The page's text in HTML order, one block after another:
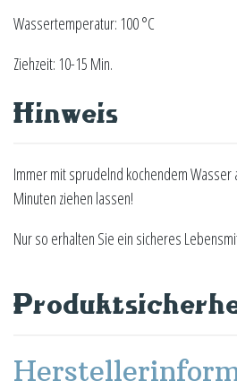
Wassertemperatur: 100 °C
Ziehzeit: 10-15 Min.
Hinweis
Immer mit sprudelnd kochendem Wasser
Minuten ziehen lassen!
Nur so erhalten Sie ein sicheres